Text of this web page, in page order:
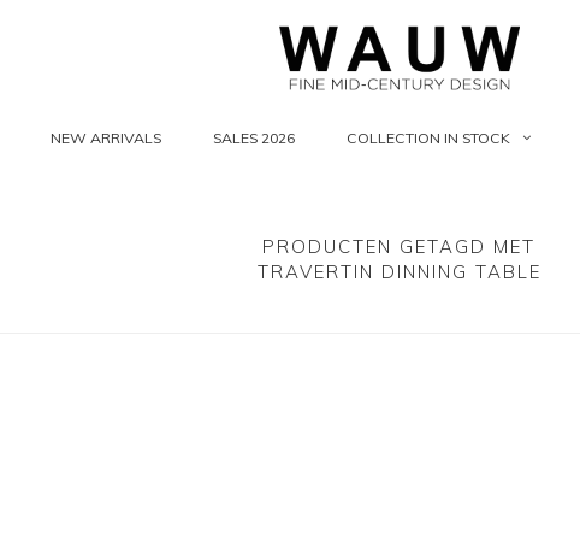
NEW ARRIVALS SALES 2026 COLLECTION IN STOCK
PRODUCTEN GETAGD MET
TRAVERTIN DINNING TABLE